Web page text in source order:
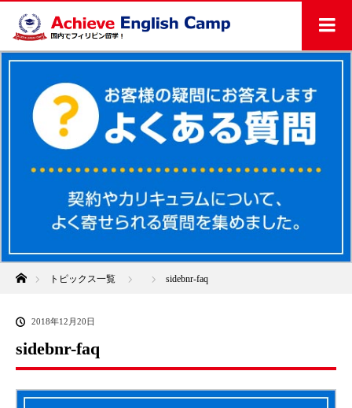
ホームトピックス一覧 sidebnr-faq
2018年12月20日
sidebnr-faq